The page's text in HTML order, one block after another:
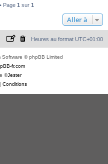
c
e
Page 1 sur 1
Aller à
Heures au format UTC+01:00
Software © phpBB Limited
fr.com
©Jester
| Conditions